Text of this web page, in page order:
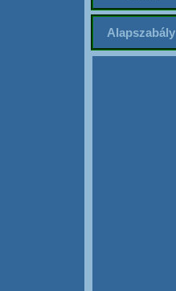
Alapszabály